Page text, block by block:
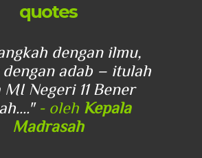
quotes
dengan ilmu,
adab – itulah
Negeri 11 Bener
- oleh Kepala
Madrasah